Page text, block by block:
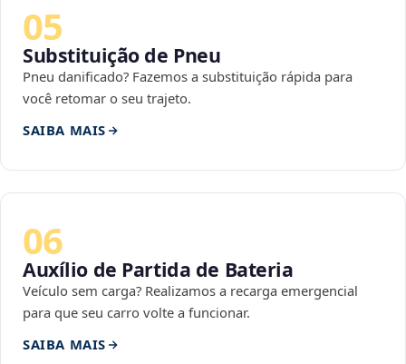
05
Substituição de Pneu
Pneu danificado? Fazemos a substituição rápida para
você retomar o seu trajeto.
SAIBA MAIS
06
Auxílio de Partida de Bateria
Veículo sem carga? Realizamos a recarga emergencial
para que seu carro volte a funcionar.
SAIBA MAIS